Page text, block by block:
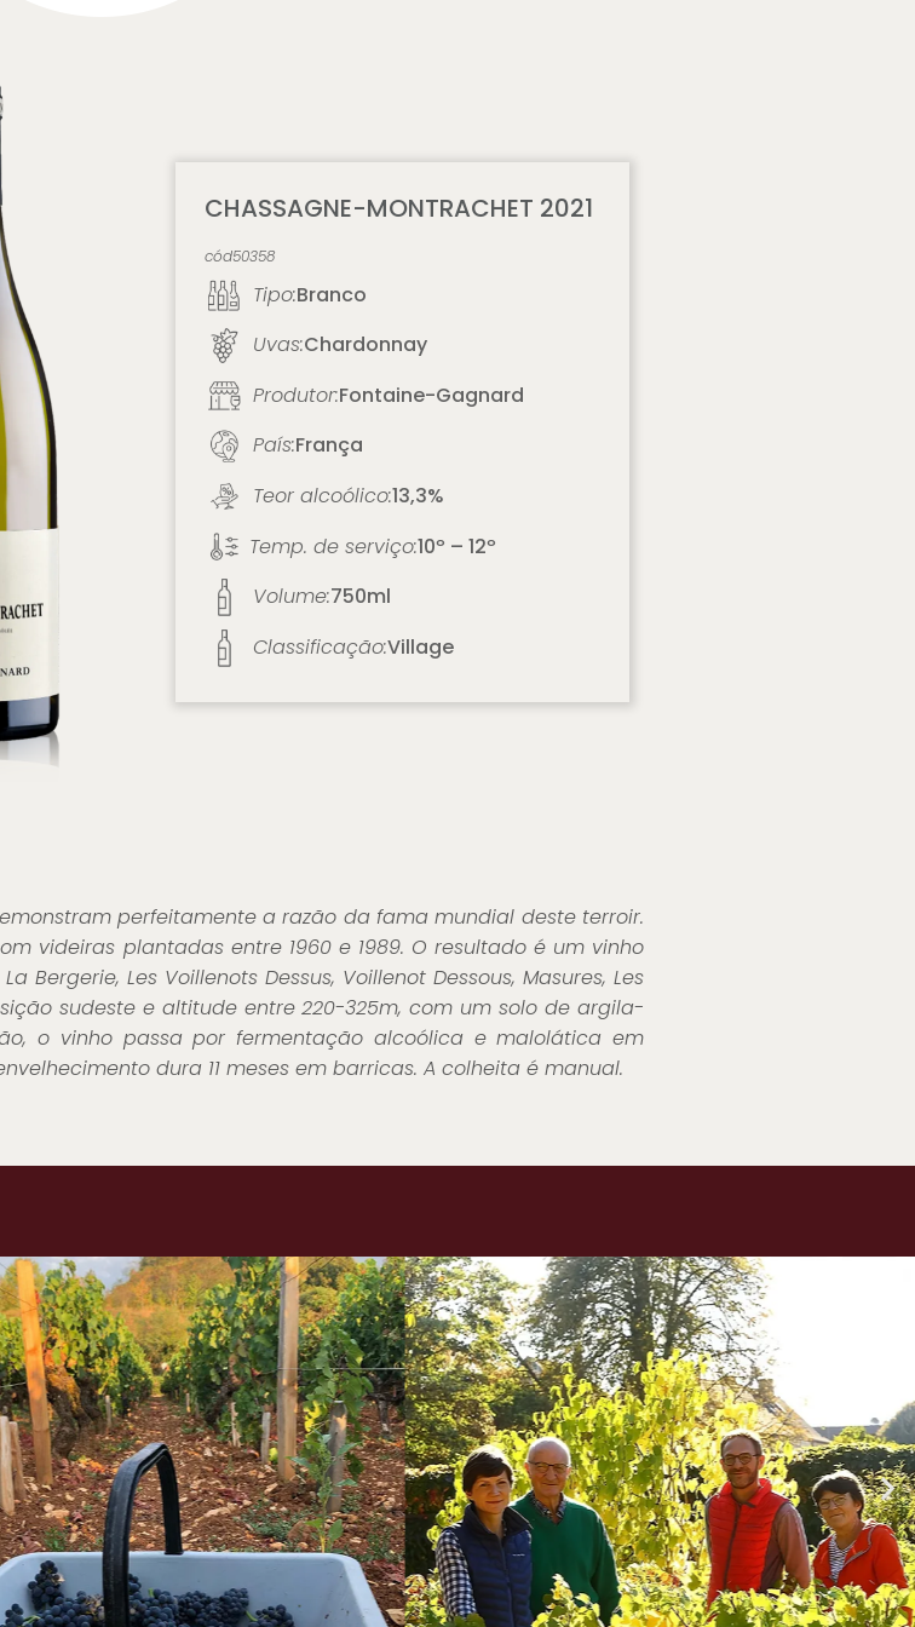
CHASSAGNE-MONTRACHET 2021
cód50358
Tipo:Branco
Uvas:Chardonnay
Produtor:Fontaine-Gagnard
País:França
Teor alcoólico:13,3%
Temp. de serviço:10º – 12º
Volume:750ml
Classificação:Village
perfeitamente a razão da fama mundial deste terroir.
videiras plantadas entre 1960 e 1989. O resultado é um vinho
Les Voillenots Dessus, Voillenot Dessous, Masures, Les
sudeste e altitude entre 220-325m, com um solo de argila-
o vinho passa por fermentação alcoólica e malolática em
dura 11 meses em barricas. A colheita é manual.